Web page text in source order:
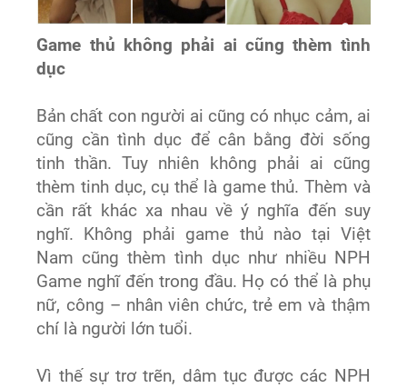
Game thủ không phải ai cũng thèm tình
dục
Bản chất con người ai cũng có nhục cảm, ai
cũng cần tình dục để cân bằng đời sống
tinh thần. Tuy nhiên không phải ai cũng
thèm tinh dục, cụ thể là game thủ. Thèm và
cần rất khác xa nhau về ý nghĩa đến suy
nghĩ. Không phải game thủ nào tại Việt
Nam cũng thèm tình dục như nhiều NPH
Game nghĩ đến trong đầu. Họ có thể là phụ
nữ, công – nhân viên chức, trẻ em và thậm
chí là người lớn tuổi.
Vì thế sự trơ trẽn, dâm tục được các NPH